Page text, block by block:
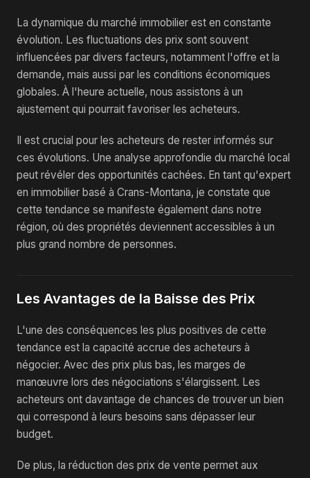
La dynamique du marché immobilier est en constante
évolution. Les fluctuations des prix sont souvent
influencées par divers facteurs, notamment l'offre et la
demande, mais aussi par les conditions économiques
globales. À l'heure actuelle, nous assistons à un
ajustement qui pourrait favoriser les acheteurs.
Il est crucial pour les acheteurs de rester informés sur
ces évolutions. Une analyse approfondie du marché local
peut révéler des opportunités cachées. En tant qu'expert
en immobilier basé à Crans-Montana, je constate que
cette tendance se manifeste également dans notre
région, où des propriétés deviennent accessibles à un
plus grand nombre de personnes.
Les Avantages de la Baisse des Prix
L'une des conséquences les plus positives de cette
tendance est la capacité accrue des acheteurs à
négocier. Avec des prix plus bas, les marges de
manœuvre lors des négociations s'élargissent. Les
acheteurs ont davantage de chances de trouver un bien
qui correspond à leurs besoins sans dépasser leur
budget.
De plus, la réduction des prix de vente permet aux